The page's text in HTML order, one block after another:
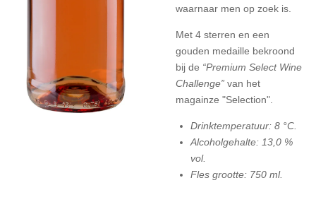
waarnaar men op zoek is.
Met 4 sterren en een
gouden medaille bekroond
bij de “Premium Select Wine
Challenge” van het
magainze "Selection".
Drinktemperatuur: 8 °C.
Alcoholgehalte: 13,0 %
vol.
Fles grootte: 750 ml.